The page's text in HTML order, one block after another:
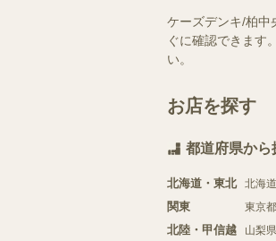
ケーズデンキ/柏中
ぐに確認できます
い。
お店を探す
都道府県から
北海道・東北 北海道
関東 東京都
北陸・甲信越 山梨県